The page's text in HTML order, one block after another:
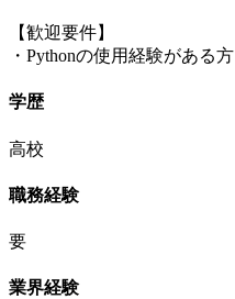
【歓迎要件】
・Pythonの使用経験がある方
学歴
高校
職務経験
要
業界経験